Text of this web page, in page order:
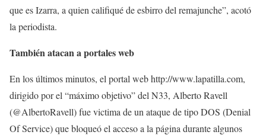
que es Izarra, a quien califiqué de esbirro del remajunche”, acotó
la periodista.
También atacan a portales web
En los últimos minutos, el portal web http://www.lapatilla.com,
dirigido por el “máximo objetivo” del N33, Alberto Ravell
(@AlbertoRavell) fue victima de un ataque de tipo DOS (Denial
Of Service) que bloqueó el acceso a la página durante algunos